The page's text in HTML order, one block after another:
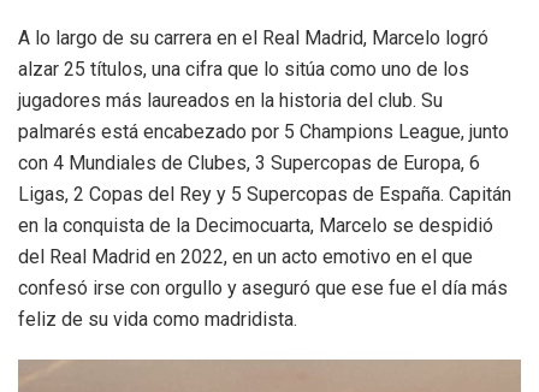
A lo largo de su carrera en el Real Madrid, Marcelo logró
alzar 25 títulos, una cifra que lo sitúa como uno de los
jugadores más laureados en la historia del club. Su
palmarés está encabezado por 5 Champions League, junto
con 4 Mundiales de Clubes, 3 Supercopas de Europa, 6
Ligas, 2 Copas del Rey y 5 Supercopas de España. Capitán
en la conquista de la Decimocuarta, Marcelo se despidió
del Real Madrid en 2022, en un acto emotivo en el que
confesó irse con orgullo y aseguró que ese fue el día más
feliz de su vida como madridista.
Reproductor